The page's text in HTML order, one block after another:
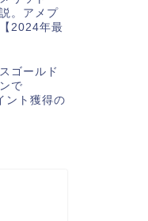
。アメプ
2024年最
ゴールド
で
ント獲得の